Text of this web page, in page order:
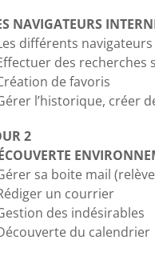
NAVIGATEURS
différents navigateurs
des recherches
de favoris
l’historique, créer
2
sa boite mail
un courrier
des indésirables
du calendrier